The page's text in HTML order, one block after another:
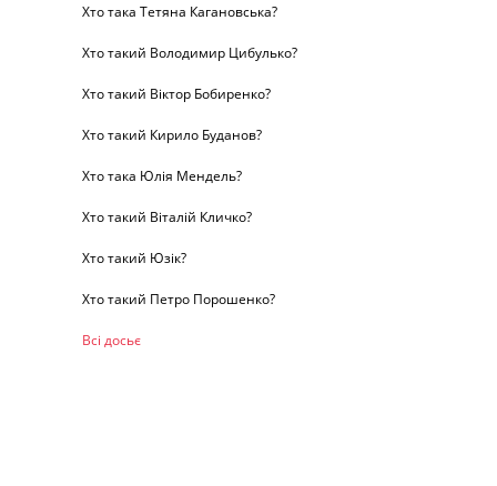
Хто така Тетяна Кагановська?
Хто такий Володимир Цибулько?
Хто такий Віктор Бобиренко?
Хто такий Кирило Буданов?
Хто така Юлія Мендель?
Хто такий Віталій Кличко?
Хто такий Юзік?
Хто такий Петро Порошенко?
Всі досьє